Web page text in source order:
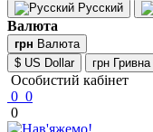
Русский
Валюта
грн Валюта
$ US Dollar
грн Гривна
Особистий кабінет
0 0
0